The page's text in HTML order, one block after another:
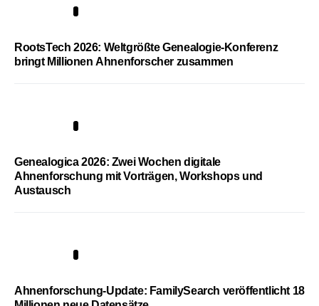
RootsTech 2026: Weltgrößte Genealogie-Konferenz
bringt Millionen Ahnenforscher zusammen
Genealogica 2026: Zwei Wochen digitale
Ahnenforschung mit Vorträgen, Workshops und
Austausch
Ahnenforschung-Update: FamilySearch veröffentlicht 18